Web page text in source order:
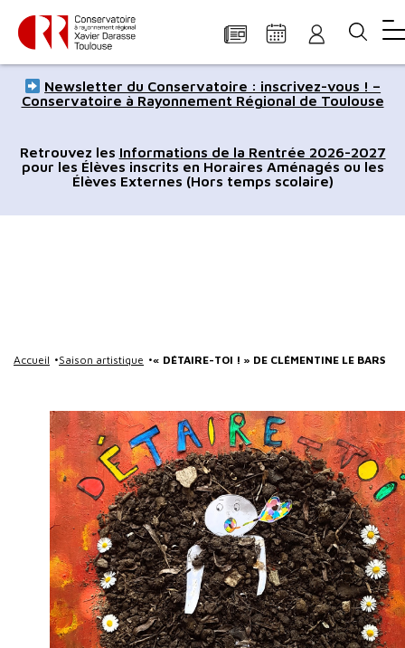
Panneau de gestion des cookies
Aller
au
principal
à
navigation
à
recherche
au
de
page
au
du
site
Newsletter du Conservatoire : inscrivez-vous ! –
Conservatoire à Rayonnement Régional de Toulouse
Retrouvez les Informations de la Rentrée 2026-2027
pour les Élèves inscrits en Horaires Aménagés ou les
Élèves Externes (Hors temps scolaire)
Accueil Saison artistique « DÉTAIRE-TOI ! » DE CLÉMENTINE LE BARS